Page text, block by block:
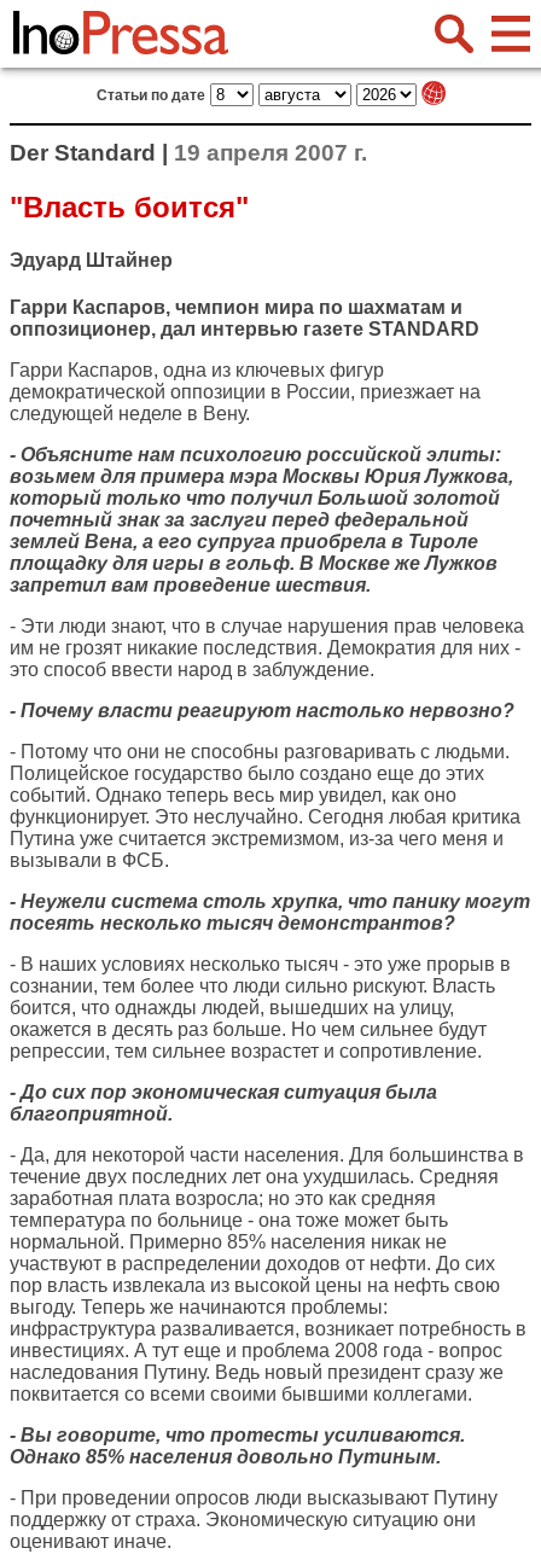
Статьи по дате
Der Standard | 19 апреля 2007 г.
"Власть боится"
Эдуард Штайнер
Гарри Каспаров, чемпион мира по шахматам и
оппозиционер, дал интервью газете STANDARD
Гарри Каспаров, одна из ключевых фигур
демократической оппозиции в России, приезжает на
следующей неделе в Вену.
- Объясните нам психологию российской элиты:
возьмем для примера мэра Москвы Юрия Лужкова,
который только что получил Большой золотой
почетный знак за заслуги перед федеральной
землей Вена, а его супруга приобрела в Тироле
площадку для игры в гольф. В Москве же Лужков
запретил вам проведение шествия.
- Эти люди знают, что в случае нарушения прав человека
им не грозят никакие последствия. Демократия для них -
это способ ввести народ в заблуждение.
- Почему власти реагируют настолько нервозно?
- Потому что они не способны разговаривать с людьми.
Полицейское государство было создано еще до этих
событий. Однако теперь весь мир увидел, как оно
функционирует. Это неслучайно. Сегодня любая критика
Путина уже считается экстремизмом, из-за чего меня и
вызывали в ФСБ.
- Неужели система столь хрупка, что панику могут
посеять несколько тысяч демонстрантов?
- В наших условиях несколько тысяч - это уже прорыв в
сознании, тем более что люди сильно рискуют. Власть
боится, что однажды людей, вышедших на улицу,
окажется в десять раз больше. Но чем сильнее будут
репрессии, тем сильнее возрастет и сопротивление.
- До сих пор экономическая ситуация была
благоприятной.
- Да, для некоторой части населения. Для большинства в
течение двух последних лет она ухудшилась. Средняя
заработная плата возросла; но это как средняя
температура по больнице - она тоже может быть
нормальной. Примерно 85% населения никак не
участвуют в распределении доходов от нефти. До сих
пор власть извлекала из высокой цены на нефть свою
выгоду. Теперь же начинаются проблемы:
инфраструктура разваливается, возникает потребность в
инвестициях. А тут еще и проблема 2008 года - вопрос
наследования Путину. Ведь новый президент сразу же
поквитается со всеми своими бывшими коллегами.
- Вы говорите, что протесты усиливаются.
Однако 85% населения довольно Путиным.
- При проведении опросов люди высказывают Путину
поддержку от страха. Экономическую ситуацию они
оценивают иначе.